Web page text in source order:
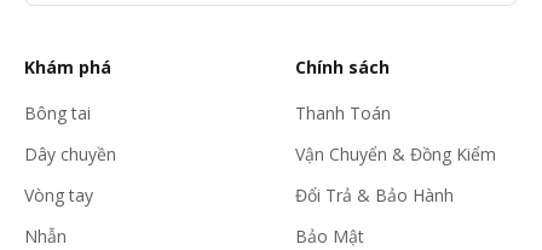
Khám phá
Bông tai
Dây chuyền
Vòng tay
Nhẫn
Chính sách
Thanh Toán
Vận Chuyển & Đồng Kiểm
Đổi Trả & Bảo Hành
Bảo Mật